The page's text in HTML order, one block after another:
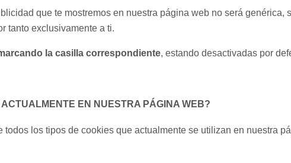
que te mostremos en nuestra página web no será genérica,
tanto exclusivamente a ti.
la casilla correspondiente, estando desactivadas por
EN NUESTRA PÁGINA WEB?
todos los tipos de cookies que actualmente se utilizan en nuestra